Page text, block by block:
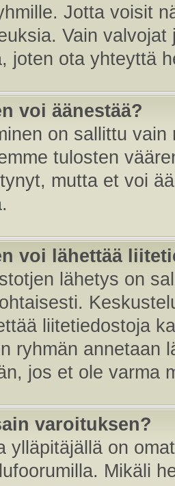
Jotta voisit
Vain
joten ota yhteyttä
voi äänestää?
on sallittu
tulosten
mutta et voi
voi lähettää
lähetys on
liitetiedostoja
ryhmän annetaan
jos et ole varma
varoituksen?
ylläpitäjällä on
Mikäli